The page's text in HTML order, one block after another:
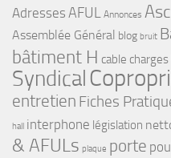
Adresses AFUL Annonces
Assemblée Général blog bruit
bâtiment H cable charges
Syndical
entretien Fiches
hall interphone législation
& AFULs plaque porte